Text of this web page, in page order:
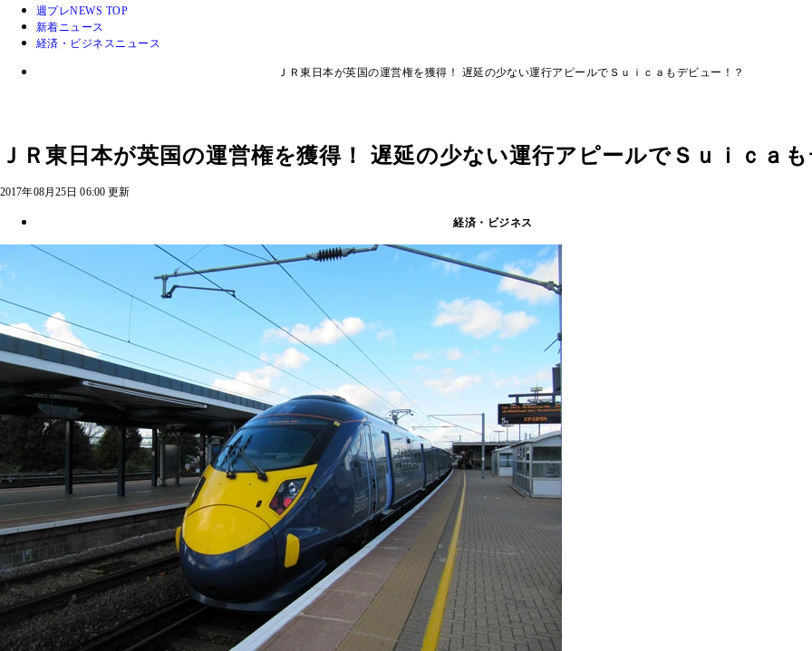
週プレNEWS TOP
新着ニュース
経済・ビジネスニュース
ＪＲ東日本が英国の運営権を獲得！ 遅延の少ない運行アピールでＳｕｉｃａもデビュー！？
ＪＲ東日本が英国の運営権を獲得！ 遅延の少ない運行アピールでＳｕｉｃａ
2017年08月25日 06:00 更新
経済・ビジネス